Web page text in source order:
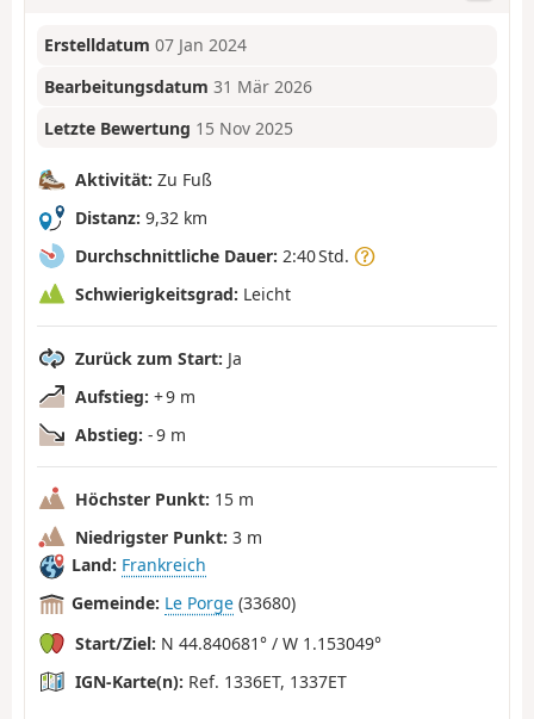
Erstelldatum 07 Jan 2024
Bearbeitungsdatum 31 Mär 2026
Letzte Bewertung 15 Nov 2025
Aktivität: Zu Fuß
Distanz: 9,32 km
Durchschnittliche Dauer: 2:40 Std.
Schwierigkeitsgrad: Leicht
Zurück zum Start: Ja
Aufstieg: + 9 m
Abstieg: - 9 m
Höchster Punkt: 15 m
Niedrigster Punkt: 3 m
Land: Frankreich
Gemeinde: Le Porge (33680)
Start/Ziel: N 44.840681° / W 1.153049°
IGN-Karte(n): Ref. 1336ET, 1337ET